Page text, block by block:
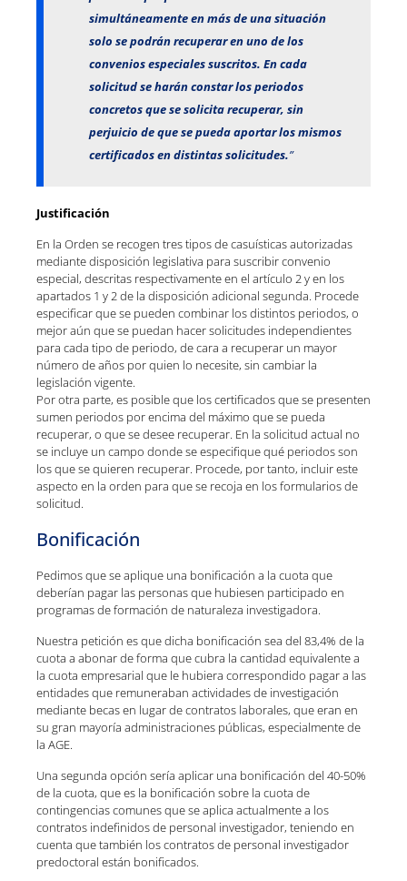
simultáneamente en más de una situación
solo se podrán recuperar en uno de los
convenios especiales suscritos. En cada
solicitud se harán constar los periodos
concretos que se solicita recuperar, sin
perjuicio de que se pueda aportar los mismos
certificados en distintas solicitudes.”
Justificación
En la Orden se recogen tres tipos de casuísticas autorizadas
mediante disposición legislativa para suscribir convenio
especial, descritas respectivamente en el artículo 2 y en los
apartados 1 y 2 de la disposición adicional segunda. Procede
especificar que se pueden combinar los distintos periodos, o
mejor aún que se puedan hacer solicitudes independientes
para cada tipo de periodo, de cara a recuperar un mayor
número de años por quien lo necesite, sin cambiar la
legislación vigente.
Por otra parte, es posible que los certificados que se presenten
sumen periodos por encima del máximo que se pueda
recuperar, o que se desee recuperar. En la solicitud actual no
se incluye un campo donde se especifique qué periodos son
los que se quieren recuperar. Procede, por tanto, incluir este
aspecto en la orden para que se recoja en los formularios de
solicitud.
Bonificación
Pedimos que se aplique una bonificación a la cuota que
deberían pagar las personas que hubiesen participado en
programas de formación de naturaleza investigadora.
Nuestra petición es que dicha bonificación sea del 83,4% de la
cuota a abonar de forma que cubra la cantidad equivalente a
la cuota empresarial que le hubiera correspondido pagar a las
entidades que remuneraban actividades de investigación
mediante becas en lugar de contratos laborales, que eran en
su gran mayoría administraciones públicas, especialmente de
la AGE.
Una segunda opción sería aplicar una bonificación del 40-50%
de la cuota, que es la bonificación sobre la cuota de
contingencias comunes que se aplica actualmente a los
contratos indefinidos de personal investigador, teniendo en
cuenta que también los contratos de personal investigador
predoctoral están bonificados.